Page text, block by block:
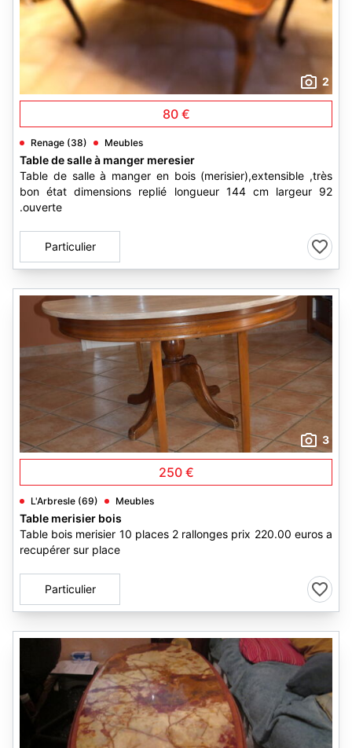
2
80 €
Renage (38) Meubles
Table de salle à manger meresier
Table de salle à manger en bois (merisier),extensible ,très
bon état dimensions replié longueur 144 cm largeur 92
.ouverte
Particulier
3
250 €
L'Arbresle (69) Meubles
Table merisier bois
Table bois merisier 10 places 2 rallonges prix 220.00 euros a
recupérer sur place
Particulier